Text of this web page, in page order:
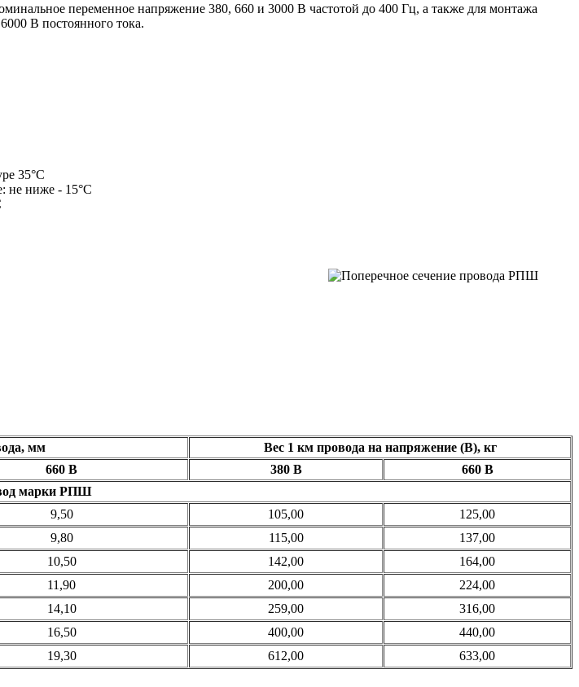
переменное напряжение 380, 660 и 3000 В частотой до 400 Гц, а также для монтажа
В постоянного тока.
35°С
не ниже - 15°С
мм
Вес 1 км провода на напряжение (В), кг
660 В 380 В 660 В
марки РПШ
9,50 105,00
125,00
9,80 115,00
137,00
10,50 142,00
164,00
11,90 200,00
224,00
14,10 259,00
316,00
16,50 400,00
440,00
19,30 612,00 633,00